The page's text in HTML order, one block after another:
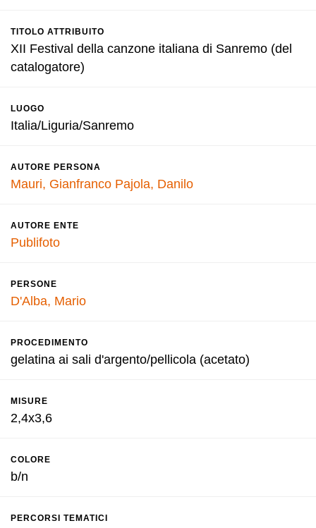
TITOLO ATTRIBUITO
XII Festival della canzone italiana di Sanremo (del
catalogatore)
LUOGO
Italia/Liguria/Sanremo
AUTORE PERSONA
Mauri, Gianfranco Pajola, Danilo
AUTORE ENTE
Publifoto
PERSONE
D'Alba, Mario
PROCEDIMENTO
gelatina ai sali d'argento/pellicola (acetato)
MISURE
2,4x3,6
COLORE
b/n
PERCORSI TEMATICI